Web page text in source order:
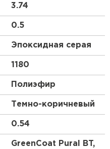
3.74
0.5
Эпоксидная серая
1180
Полиэфир
Темно-коричневый
0.54
GreenCoat Pural BT,